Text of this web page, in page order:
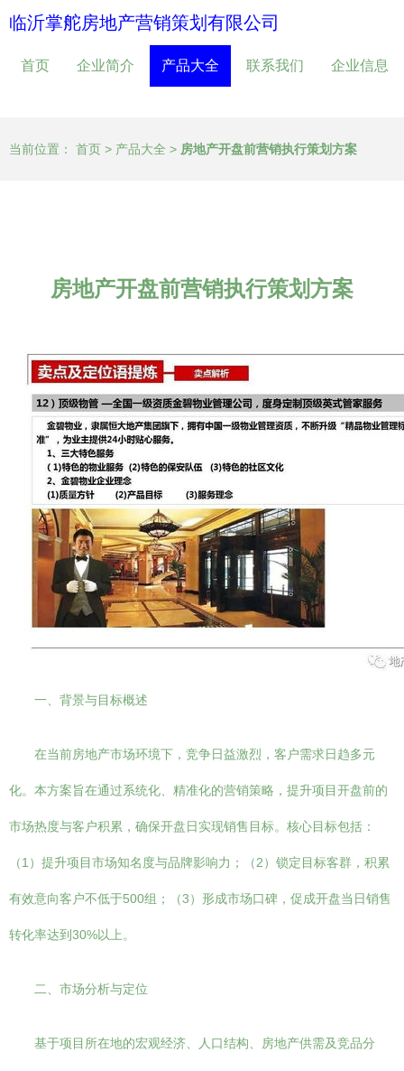
临沂掌舵房地产营销策划有限公司
首页 企业简介 产品大全 联系我们 企业信息
当前位置： 首页 > 产品大全 > 房地产开盘前营销执行策划方案
房地产开盘前营销执行策划方案
一、背景与目标概述
在当前房地产市场环境下，竞争日益激烈，客户需求日趋多元
化。本方案旨在通过系统化、精准化的营销策略，提升项目开盘前的
市场热度与客户积累，确保开盘日实现销售目标。核心目标包括：
（1）提升项目市场知名度与品牌影响力；（2）锁定目标客群，积累
有效意向客户不低于500组；（3）形成市场口碑，促成开盘当日销售
转化率达到30%以上。
二、市场分析与定位
基于项目所在地的宏观经济、人口结构、房地产供需及竞品分